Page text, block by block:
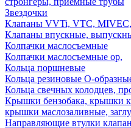
Звездочки
Клапаны VVTi, VTC, MIVEC,
Клапаны впускные,
Колпачки маслосъемные
Колпачки маслосъемные ор,
Кольца поршневые
Кольца резиновые О-
Кольца свечных колодцев,
Крышки бензобака, крышки
крышки маслозаливные,
Направляющие втулки